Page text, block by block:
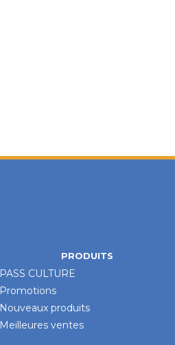
PRODUITS
PASS CULTURE
Promotions
Nouveaux produits
Meilleures ventes